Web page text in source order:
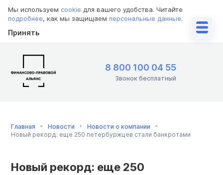
Мы используем cookie для вашего удобства. Читайте
подробнее, как мы защищаем персональные данные.
Принять
8 800 100 04 55
Звонок бесплатный
Главная Новости
Новости о компании
Новый рекорд: еще 250 петербуржцев стали банкротами
Новый рекорд: еще 250